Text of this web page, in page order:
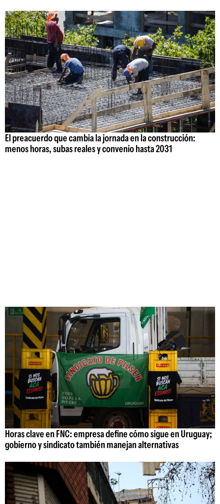
El preacuerdo que cambia la jornada en la construcción:
menos horas, subas reales y convenio hasta 2031
Horas clave en FNC: empresa define cómo sigue en Uruguay;
gobierno y sindicato también manejan alternativas